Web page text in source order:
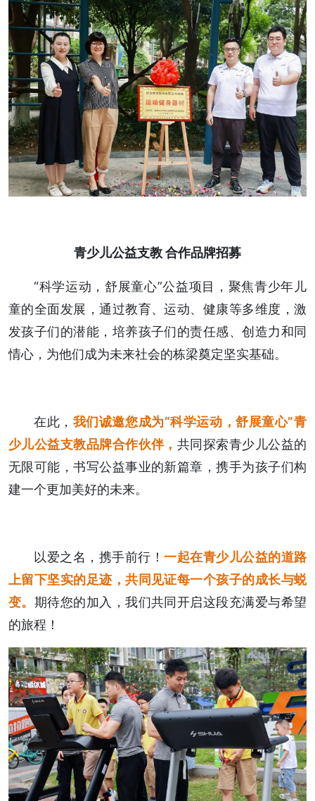
青少儿公益支教 合作品牌招募
“科学运动，舒展童心”公益项目，聚焦青少年儿
童的全面发展，通过教育、运动、健康等多维度，激
发孩子们的潜能，培养孩子们的责任感、创造力和同
情心，为他们成为未来社会的栋梁奠定坚实基础。
在此， 我们诚邀您成为“科学运动，舒展童心”青
少儿公益支教品牌合作伙伴， 共同探索青少儿公益的
无限可能，书写公益事业的新篇章，携手为孩子们构
建一个更加美好的未来。
以爱之名，携手前行！ 一起在青少儿公益的道路
上留下坚实的足迹，共同见证每一个孩子的成长与蜕
变。 期待您的加入，我们共同开启这段充满爱与希望
的旅程！